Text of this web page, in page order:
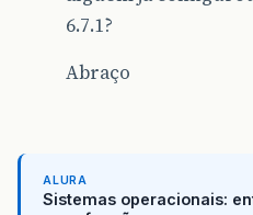
6.7.1?
Abraço
ALURA
Sistemas operacionais: